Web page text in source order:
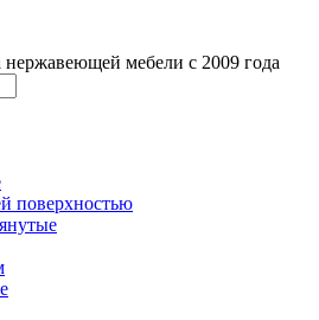
мебели с 2009 года
поверхностью